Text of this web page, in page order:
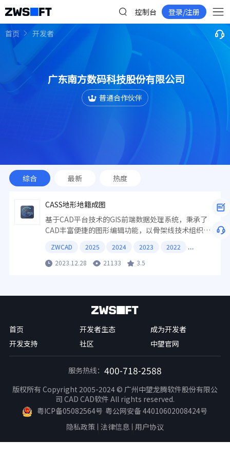
控制台 登录/注册
首页 开发者
广东南方数码科技股份有限公司
普通合作伙伴
综合 最新 热度
CASS地形地籍成图
基于CAD平台技术的GIS前端数据处理系统，秉承了
CAD丰富便捷的图形编辑功能，以骨架线技术组织数
应用于地形成图、地藉成图、工程测量应用、空间数
据建库、市政监管等领域。
ZWCAD 2025 2024 2023
2022
2023.12.28
21133 3.5
首页 开发者生态
成为开发者
开发支持
社区 中望官网
服务热线： 400-718-2588
版权所有 Copyright 2005-2024 © 广州中望龙腾软件股份有限公
司 CAD CAD软件 All rights reserved.
粤ICP备05082564号 粤公网安备 44010602008424号
隐私政策 | 法律信息 | 用户协议